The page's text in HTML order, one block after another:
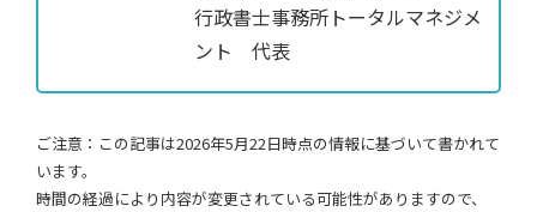
行政書士事務所トータルマネジメ
ント 代表
ご注意：この記事は2026年5月22日時点の情報に基づいて書かれて
います。
時間の経過により内容が変更されている可能性がありますので、